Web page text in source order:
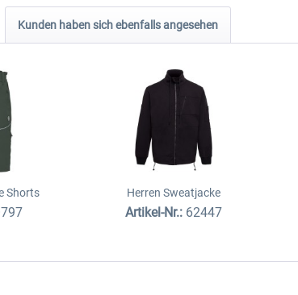
Kunden haben sich ebenfalls angesehen
Shorts Herren Sweatjacke
Artikel-Nr.: 62447